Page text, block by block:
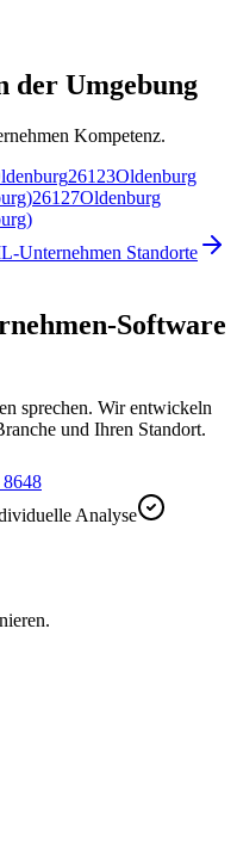
Umgebung
Kompetenz.
26123Oldenburg
26127Oldenburg
Unternehmen Standorte
Software
sprechen. Wir entwickeln
und Ihren Standort.
Analyse